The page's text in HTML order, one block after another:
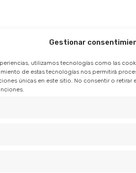
Gestionar
utilizamos tecnologías como las
de estas tecnologías nos permitirá
únicas en este sitio. No consentir o